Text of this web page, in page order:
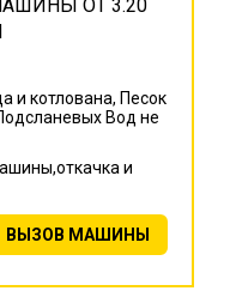
ОТ 3.20
и котлована, Песок
Вод не
и
ВЫЗОВ МАШИНЫ